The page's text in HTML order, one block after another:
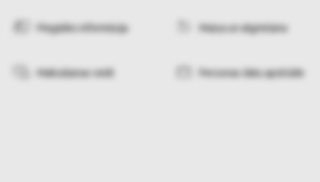
Piegādes informācija Maiņa un atgriešana
Maksāšanas veidi Personas datu apstrāde